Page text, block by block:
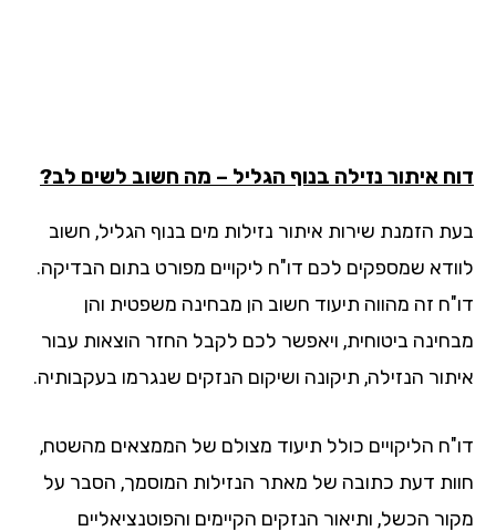
איתור נזילה בנוף הגליל – מה חשוב לשים לב?
הזמנת שירות איתור נזילות מים בנוף הגליל, חשוב
שמספקים לכם דו"ח ליקויים מפורט בתום הבדיקה.
זה מהווה תיעוד חשוב הן מבחינה משפטית והן
ביטוחית, ויאפשר לכם לקבל החזר הוצאות עבור
הנזילה, תיקונה ושיקום הנזקים שנגרמו בעקבותיה.
הליקויים כולל תיעוד מצולם של הממצאים מהשטח,
דעת כתובה של מאתר הנזילות המוסמך, הסבר על
הכשל, ותיאור הנזקים הקיימים והפוטנציאליים